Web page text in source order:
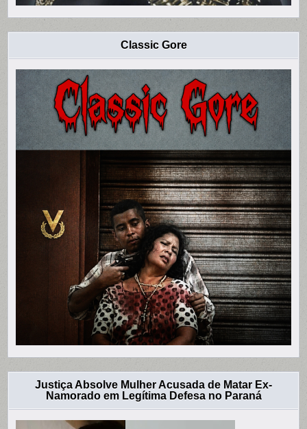
Classic Gore
Justiça Absolve Mulher Acusada de Matar Ex-
Namorado em Legítima Defesa no Paraná